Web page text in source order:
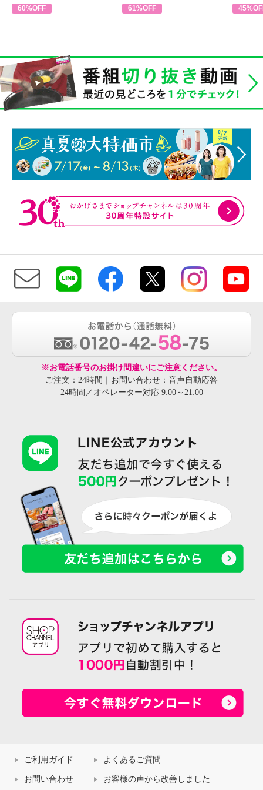
60%OFF 61%OFF
※お電話番号のお掛け間違いにご注意ください。
ご注文：24時間｜お問い合わせ：音声自動応答
24時間／オペレーター対応 9:00～21:00
ご利用ガイド よくあるご質問
お問い合わせ お客様の声から改善しました